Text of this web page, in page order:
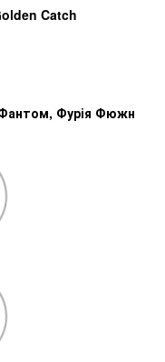
Catch
Фурія Фюжн